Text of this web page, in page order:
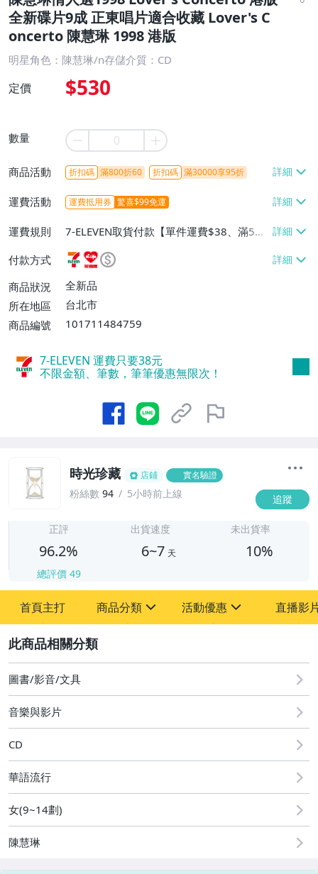
全新碟片9成 正東唱片適合收藏 Lover's C
oncerto 陳慧琳 1998 港版
明星角色：陳慧琳/n存儲介質：CD
定價 $530
數量
商品活動 折扣碼 滿800折60 折扣碼 滿30000享95折
運費活動 運費抵用券 驚喜$99免運
運費規則
7-ELEVEN取貨付款【單件運費$38、滿5件
或消費滿$1298免運費】、7-ELEVEN取貨
不付款【免運費】、萊爾富取貨付款【單件
運費$60、滿5件或消費滿$1298免運
費】、宅配/貨運【單件運費$120、滿5件
付款方式
商品狀況
全新品
所在地區
台北市
商品編號
101711484759
7-ELEVEN 運費只要38元
不限金額、筆數，筆筆優惠無限次！
時光珍藏 店鋪 實名驗證
粉絲數 94 5小時前上線 追蹤
正評
96.2%
總評價 49
出貨速度
6~7 天
未出貨率
10%
首頁主打 商品分類
其它
活動優惠
[全店] 粉絲專享
[全店] 週年慶
直播影
圖書/影音/文具
音樂與影片
CD
華語流行
女(9~14劃)
陳慧琳